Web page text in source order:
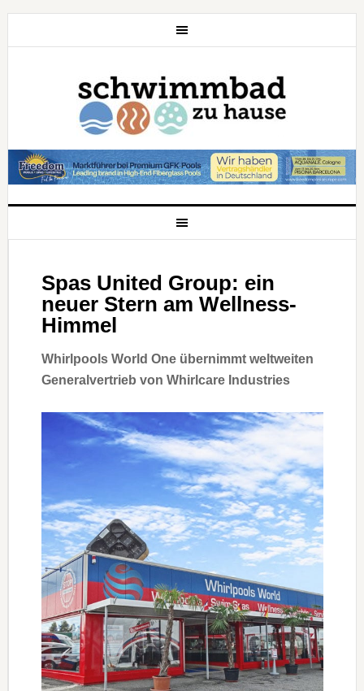
Spas United Group: ein
neuer Stern am Wellness-
Himmel
Whirlpools World One übernimmt weltweiten
Generalvertrieb von Whirlcare Industries